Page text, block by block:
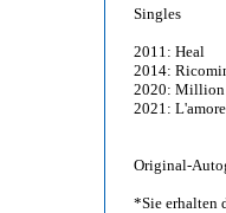
Singles
2011: Heal
2014:
2020: Million
2021:
Original-
*Sie erhalten